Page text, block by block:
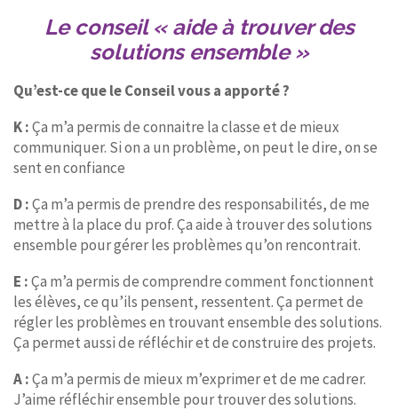
Le conseil « aide à trouver des
solutions ensemble »
Qu’est-ce que le Conseil vous a apporté ?
K :Ça m’a permis de connaitre la classe et de mieux
communiquer. Si on a un problème, on peut le dire, on se
sent en confiance
D :Ça m’a permis de prendre des responsabilités, de me
mettre à la place du prof. Ça aide à trouver des solutions
ensemble pour gérer les problèmes qu’on rencontrait.
E :Ça m’a permis de comprendre comment fonctionnent
les élèves, ce qu’ils pensent, ressentent. Ça permet de
régler les problèmes en trouvant ensemble des solutions.
Ça permet aussi de réfléchir et de construire des projets.
A :Ça m’a permis de mieux m’exprimer et de me cadrer.
J’aime réfléchir ensemble pour trouver des solutions.